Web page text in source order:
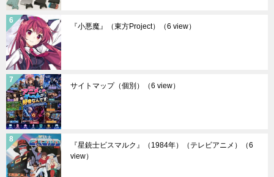
『小悪魔』（東方Project） （6 view）
サイトマップ（個別） （6 view）
『星銃士ビスマルク』（1984年）（テレビアニメ）
（6
view）